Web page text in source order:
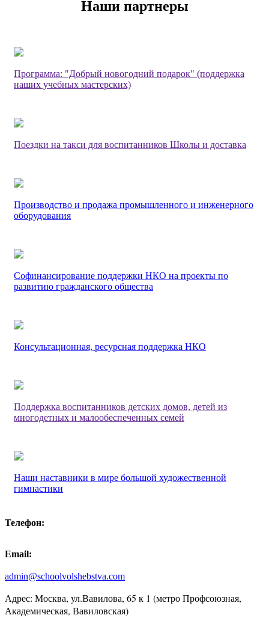
Наши партнеры
Программа: "Добрый новогодний подарок" (поддержка
наших учебных мастерских)
Поездки на такси для воспитанников Школы и доставка
Производство и продажа промышленного и инженерного
оборудования
Софинансирование поддержки НКО на проекты по
развитию гражданского общества
Консультационная, ресурсная поддержка НКО
Поддержка воспитанников детских домов, детей из
многодетных и малообеспеченных семей
Наши наставники в мире большой художественной
гимнастики
Телефон:
Email:
admin@schoolvolshebstva.com
Адрес: Москва, ул.Вавилова, 65 к 1 (метро Профсоюзная,
Академическая, Вавиловская)